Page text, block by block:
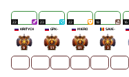
22
KIRITYCH
9
23
GPK~
51
22
MIERO`
81
18
SAVE-
3
16